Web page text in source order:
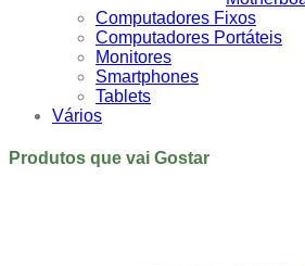
Computadores Fixos
Computadores Portáteis
Monitores
Smartphones
Tablets
Vários
Produtos que vai Gostar